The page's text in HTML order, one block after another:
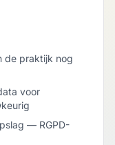
de praktijk nog
voor
— RGPD-